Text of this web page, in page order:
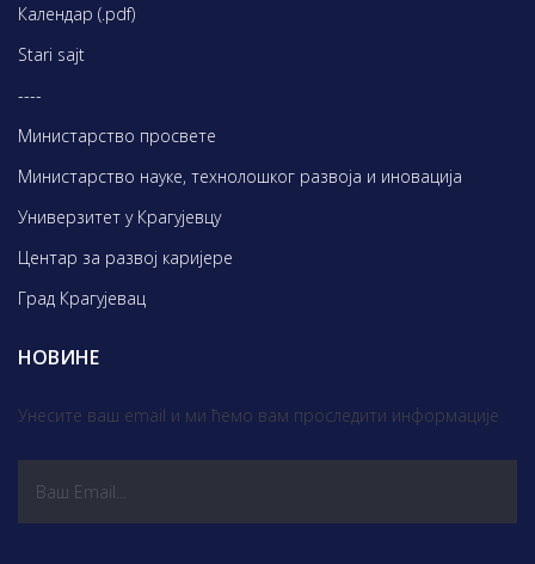
Календар (.pdf)
Stari sajt
----
Министарство просвете
Министарство науке, технолошког развоја и иновација
Универзитет у Крагујевцу
Центар за развој каријере
Град Крагујевац
НОВИНЕ
Унесите ваш email и ми ћемо вам проследити информације